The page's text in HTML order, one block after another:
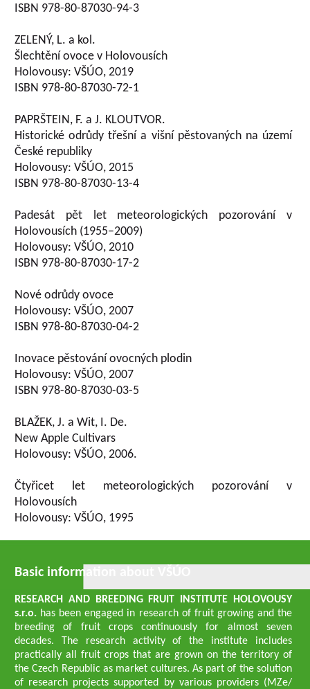
ISBN 978-80-87030-94-3
ZELENÝ, L. a kol.
Šlechtění ovoce v Holovousích
Holovousy: VŠÚO, 2019
ISBN 978-80-87030-72-1
PAPRŠTEIN, F. a J. KLOUTVOR.
Historické odrůdy třešní a višní pěstovaných na území
České republiky
Holovousy: VŠÚO, 2015
ISBN 978-80-87030-13-4
Padesát pět let meteorologických pozorování v
Holovousích (1955–2009)
Holovousy: VŠÚO, 2010
ISBN 978-80-87030-17-2
Nové odrůdy ovoce
Holovousy: VŠÚO, 2007
ISBN 978-80-87030-04-2
Inovace pěstování ovocných plodin
Holovousy: VŠÚO, 2007
ISBN 978-80-87030-03-5
BLAŽEK, J. a Wit, I. De.
New Apple Cultivars
Holovousy: VŠÚO, 2006.
Čtyřicet let meteorologických pozorování v
Holovousích
Holovousy: VŠÚO, 1995
Basic information about VŠÚO
RESEARCH AND BREEDING FRUIT INSTITUTE HOLOVOUSY
s.r.o. has been engaged in research of fruit growing and the
breeding of fruit crops continuously for almost seven
decades. The research activity of the institute includes
practically all fruit crops that are grown on the territory of
the Czech Republic as market cultures. As part of the solution
of research projects supported by various providers (MZe/